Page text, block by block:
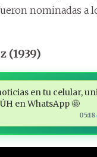
nominadas a
(1939)
en tu celular,
en WhatsApp 🤩
05:18